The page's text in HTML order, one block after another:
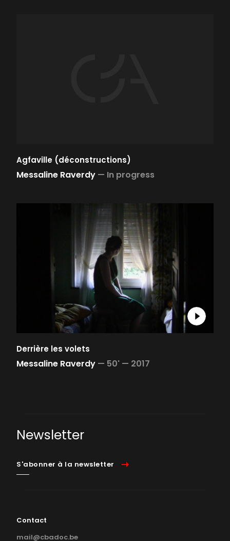
Agfaville (déconstructions)
Messaline Raverdy — In progress
Derrière les volets
Messaline Raverdy — 50' — 2017
Newsletter
S'abonner à la newsletter
Contact
mail@cbadoc.be